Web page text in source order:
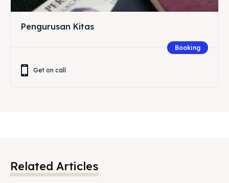
Pengurusan Kitas
Booking
Get on call
Related Articles